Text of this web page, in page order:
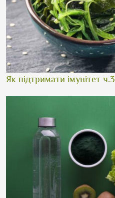
Як підтримати імунітет ч.3